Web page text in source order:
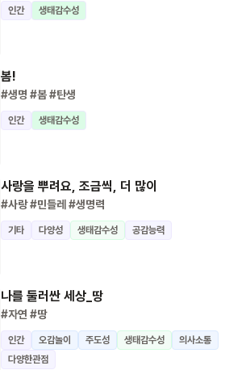
인간 생태감수성
봄!
#생명 #봄#탄생
인간 생태감수성
사랑을 뿌려요, 조금씩, 더 많이
#사랑#민들레 #생명력
기타 다양성 생태감수성 공감능력
나를 둘러싼 세상_땅
#자연 #땅
인간 오감놀이 주도성 생태감수성
의사소통
다양한관점